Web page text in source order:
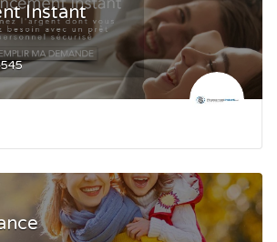
Instant